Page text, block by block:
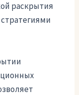
раскрытия